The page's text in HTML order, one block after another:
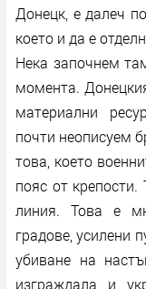
Донецк, е далеч
което и да е
Нека започнем
момента.
материални
почти неописуем
това, което
пояс от
линия. Това е
градове, усилени
убиване на
изграждала и